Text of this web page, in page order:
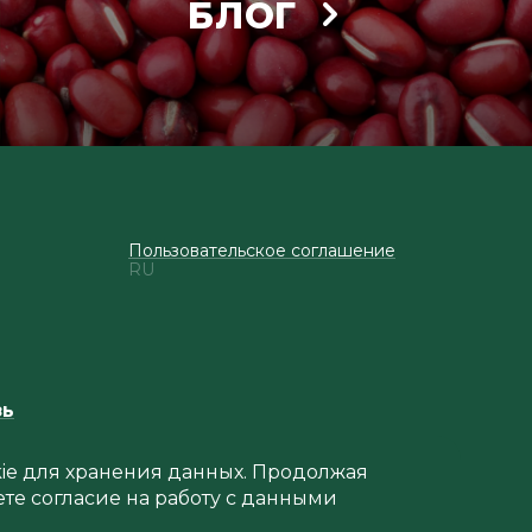
БЛОГ
Пользовательское соглашение
RU
для хранения данных. Продолжая
согласие на работу с данными